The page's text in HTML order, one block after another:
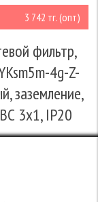
3 742 тг. (опт)
фильтр,
4g-Z-
заземление,
3х1, IP20